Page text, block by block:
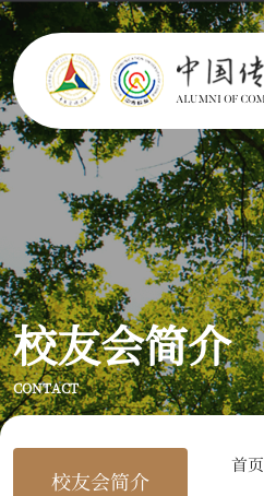
校友会简介
CONTACT
校友会简介
首页